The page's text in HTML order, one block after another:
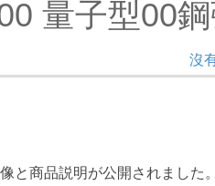
量子型00
沒
と商品説明が公開されました